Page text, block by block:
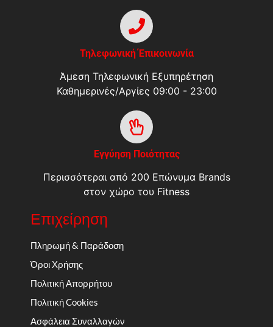
Τηλεφωνική Έπικοινωνία
Άμεση Τηλεφωνική Εξυπηρέτηση
Καθημερινές/Αργίες 09:00 - 23:00
Εγγύηση Ποιότητας
Περισσότεραι από 200 Επώνυμα Brands
στον χώρο του Fitness
Επιχείρηση
Πληρωμή & Παράδοση
Όροι Χρήσης
Πολιτική Απορρήτου
Πολιτική Cookies
Ασφάλεια Συναλλαγών